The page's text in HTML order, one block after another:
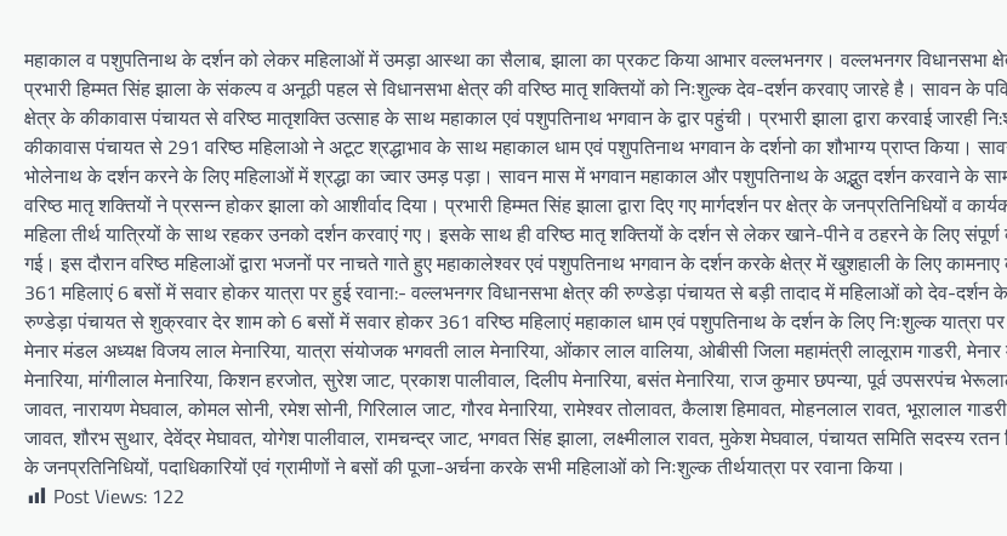
महाकाल व पशुपतिनाथ के दर्शन को लेकर महिलाओं में उमड़ा आस्था का सैलाब, झाला का प्रकट किया आभार वल्लभनगर। वल्लभनगर विधानसभा
प्रभारी हिम्मत सिंह झाला के संकल्प व अनूठी पहल से विधानसभा क्षेत्र की वरिष्ठ मातृ शक्तियों को निःशुल्क देव-दर्शन करवाए जारहे है। सावन के
क्षेत्र के कीकावास पंचायत से वरिष्ठ मातृशक्ति उत्साह के साथ महाकाल एवं पशुपतिनाथ भगवान के द्वार पहुंची। प्रभारी झाला द्वारा करवाई जारही
कीकावास पंचायत से 291 वरिष्ठ महिलाओ ने अटूट श्रद्धाभाव के साथ महाकाल धाम एवं पशुपतिनाथ भगवान के दर्शनो का शौभाग्य प्राप्त किया।
भोलेनाथ के दर्शन करने के लिए महिलाओं में श्रद्धा का ज्वार उमड़ पड़ा। सावन मास में भगवान महाकाल और पशुपतिनाथ के अद्भुत दर्शन करवाने के
वरिष्ठ मातृ शक्तियों ने प्रसन्न होकर झाला को आशीर्वाद दिया। प्रभारी हिम्मत सिंह झाला द्वारा दिए गए मार्गदर्शन पर क्षेत्र के जनप्रतिनिधियों व
महिला तीर्थ यात्रियों के साथ रहकर उनको दर्शन करवाएं गए। इसके साथ ही वरिष्ठ मातृ शक्तियों के दर्शन से लेकर खाने-पीने व ठहरने के लिए संपूर्ण
गई। इस दौरान वरिष्ठ महिलाओं द्वारा भजनों पर नाचते गाते हुए महाकालेश्वर एवं पशुपतिनाथ भगवान के दर्शन करके क्षेत्र में खुशहाली के लिए
361 महिलाएं 6 बसों में सवार होकर यात्रा पर हुई रवाना:- वल्लभनगर विधानसभा क्षेत्र की रुण्डेड़ा पंचायत से बड़ी तादाद में महिलाओं को देव-दर्शन के
रुण्डेड़ा पंचायत से शुक्रवार देर शाम को 6 बसों में सवार होकर 361 वरिष्ठ महिलाएं महाकाल धाम एवं पशुपतिनाथ के दर्शन के लिए निःशुल्क यात्रा पर
मेनार मंडल अध्यक्ष विजय लाल मेनारिया, यात्रा संयोजक भगवती लाल मेनारिया, ओंकार लाल वालिया, ओबीसी जिला महामंत्री लालूराम गाडरी,
मेनारिया, मांगीलाल मेनारिया, किशन हरजोत, सुरेश जाट, प्रकाश पालीवाल, दिलीप मेनारिया, बसंत मेनारिया, राज कुमार छपन्या, पूर्व उपसरपंच
जावत, नारायण मेघवाल, कोमल सोनी, रमेश सोनी, गिरिलाल जाट, गौरव मेनारिया, रामेश्वर तोलावत, कैलाश हिमावत, मोहनलाल रावत, भूरालाल
जावत, शौरभ सुथार, देवेंद्र मेघावत, योगेश पालीवाल, रामचन्द्र जाट, भगवत सिंह झाला, लक्ष्मीलाल रावत, मुकेश मेघवाल, पंचायत समिति सदस्य रतन
के जनप्रतिनिधियों, पदाधिकारियों एवं ग्रामीणों ने बसों की पूजा-अर्चना करके सभी महिलाओं को निःशुल्क तीर्थयात्रा पर रवाना किया।
Post Views: 122
BLOG
मुख्यमंत्री ने उदयपुर में शहरी सेवा
शिविर का किया निरीक्षणसेवा शिविरों
के माध्यम से अंतिम व्यक्ति तक पहुंच
रही सरकारआमजन शिविरों का लें
अधिकाधिक लाभ, लोगों की समस्याओं